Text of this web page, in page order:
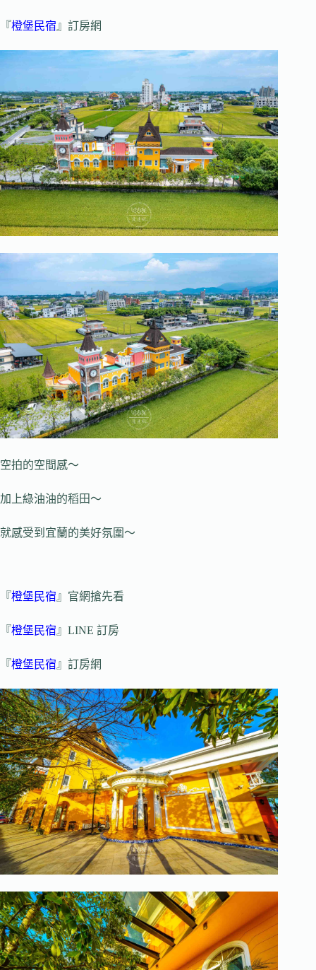
『橙堡民宿 』訂房網
空拍的空間感～
加上綠油油的稻田～
就感受到宜蘭的美好氛圍～
『橙堡民宿 』官網搶先看
『橙堡民宿 』LINE 訂房
『橙堡民宿 』訂房網